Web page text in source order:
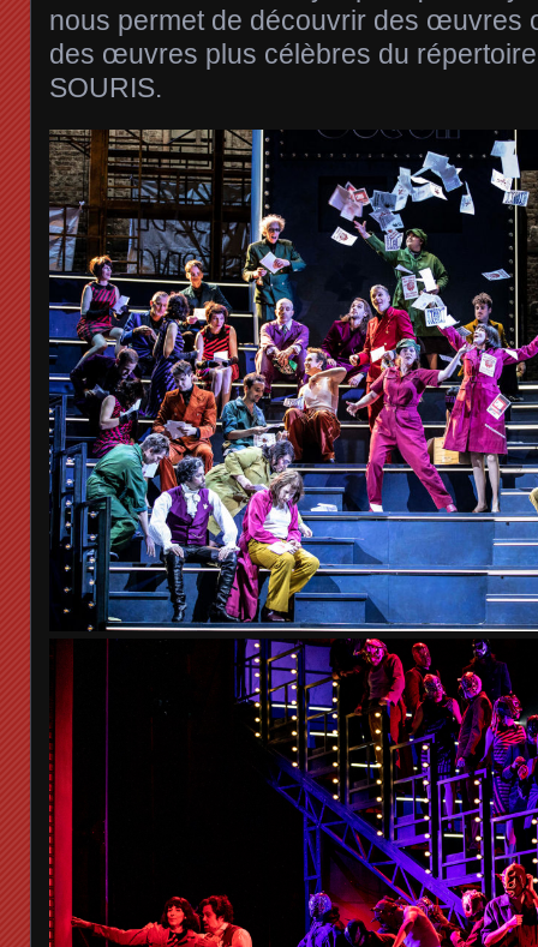
nous permet de découvrir des œuvres
des œuvres plus célèbres du
SOURIS.